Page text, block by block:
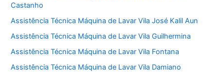
Castanho
Assistência Técnica Máquina de Lavar Vila José Kalil Aun
Assistência Técnica Máquina de Lavar Vila Guilhermina
Assistência Técnica Máquina de Lavar Vila Fontana
Assistência Técnica Máquina de Lavar Vila Damiano